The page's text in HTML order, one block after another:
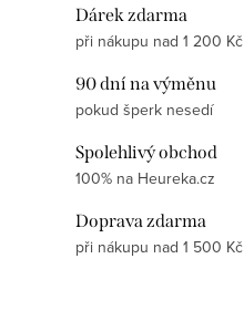
Dárek zdarma
při nákupu nad 1 200 Kč
90 dní na výměnu
pokud šperk nesedí
Spolehlivý obchod
100% na Heureka.cz
Doprava zdarma
při nákupu nad 1 500 Kč